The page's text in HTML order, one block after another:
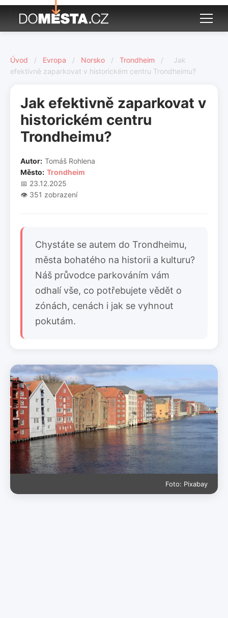
Úvod / Evropa / Norsko / Trondheim /
Jak
efektivně zaparkovat v historickém centru Trondheimu?
Jak efektivně zaparkovat v
historickém centru
Trondheimu?
Autor: Tomáš Rohlena
Město: Trondheim
📅 23.12.2025
👁️ 351 zobrazení
Chystáte se autem do Trondheimu,
města bohatého na historii a kulturu?
Náš průvodce parkováním vám
odhalí vše, co potřebujete vědět o
zónách, cenách i jak se vyhnout
pokutám.
Foto: Pixabay